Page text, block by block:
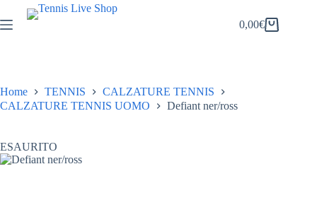
al
contenuto
Carrello
0,00€
Home TENNIS
CALZATURE TENNIS
CALZATURE TENNIS UOMO
Defiant ner/ross
ESAURITO